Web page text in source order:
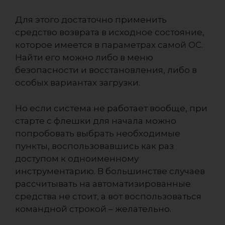
Для этого достаточно применить
средство возврата в исходное состояние,
которое имеется в параметрах самой ОС.
Найти его можно либо в меню
безопасности и восстановления, либо в
особых вариантах загрузки.
Но если система не работает вообще, при
старте с флешки для начала можно
попробовать выбрать необходимые
пункты, воспользовавшись как раз
доступом к одноименному
инструментарию. В большинстве случаев
рассчитывать на автоматизированные
средства не стоит, а вот воспользоваться
командной строкой – желательно.